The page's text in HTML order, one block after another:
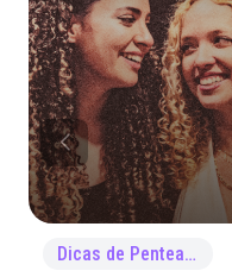
Dicas de Penteado